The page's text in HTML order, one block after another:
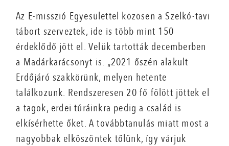
Az E-misszió Egyesülettel közösen a Szelkó-tavi
tábort szerveztek, ide is több mint 150
érdeklődő jött el. Velük tartották decemberben
a Madárkarácsonyt is. „2021 őszén alakult
Erdőjáró szakkörünk, melyen hetente
találkozunk. Rendszeresen 20 fő fölött jöttek el
a tagok, erdei túráinkra pedig a család is
elkísérhette őket. A továbbtanulás miatt most a
nagyobbak elköszöntek tőlünk, így várjuk